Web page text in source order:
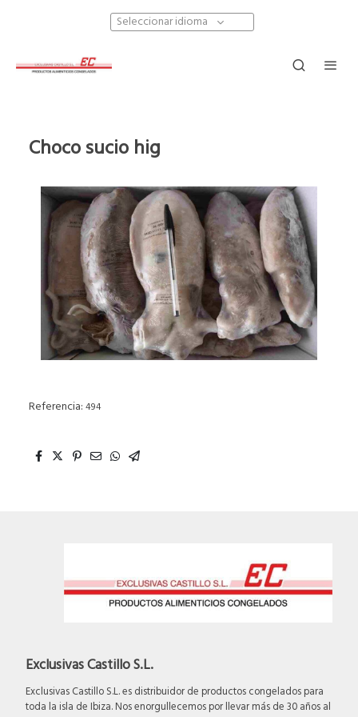
Seleccionar idioma
Choco sucio hig
Referencia: 494
Exclusivas Castillo S.L.
Exclusivas Castillo S.L. es distribuidor de productos congelados para
toda la isla de Ibiza. Nos enorgullecemos por llevar más de 30 años al